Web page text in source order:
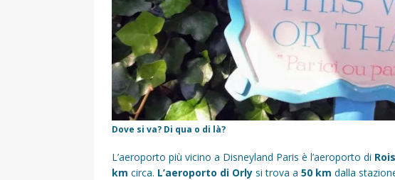
Dove si va? Di qua o di là?
L’aeroporto più vicino a Disneyland Paris è l’aeroporto di
km circa. L’aeroporto di Orly si trova a 50 km dalla